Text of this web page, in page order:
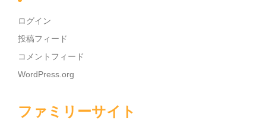
ログイン
投稿フィード
コメントフィード
WordPress.org
ファミリーサイト